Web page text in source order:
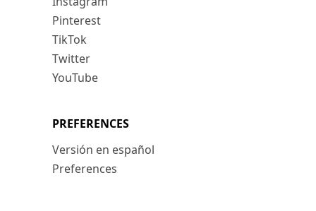
Pinterest
TikTok
Twitter
YouTube
PREFERENCES
Versión en español
Preferences